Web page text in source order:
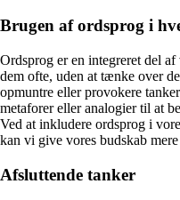
Brugen af ordsprog i
Ordsprog er en integreret del
dem ofte, uden at tænke over
opmuntre eller provokere
metaforer eller analogier til at
Ved at inkludere ordsprog i
kan vi give vores budskab
Afsluttende tanker